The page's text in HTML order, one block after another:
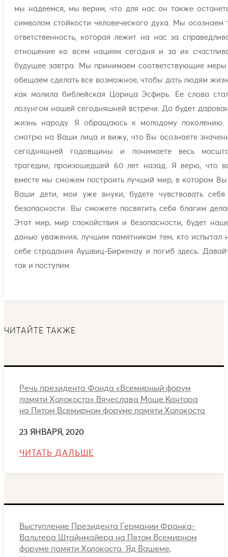
мы надеемся, мы верим, что для нас он также
символом стойкости человеческого духа. Мы осознаем
ответственность, которая лежит на нас за
отношение ко всем нациям сегодня и за их
будущее завтра. Мы принимаем соответствующие
обещаем сделать все возможное, чтобы дать людям
как молила библейская Царица Эсфирь. Ее слова
лозунгом нашей сегодняшней встречи. Да будет
жизнь народу. Я обращаюсь к молодому
смотрю на Ваши лица и вижу, что Вы осознаете
сегодняшней годовщины и понимаете весь
трагедии, произошедшей 60 лет назад. Я верю, что
вместе мы сможем построить лучший мир, в котором
Ваши дети, мои уже внуки, будете чувствовать
безопасности. Вы сможете посвятить себя благим
Этот мир, мир спокойствия и безопасности, будет
данью уважения, лучшим памятникам тем, кто испытал
себе страдания Аушвиц-Биркенау и погиб здесь.
так и поступим.
ЧИТАЙТЕ ТАКЖЕ
Речь президента Фонда «Всемирный форум
памяти Холокоста» Вячеслава Моше Кантора
на Пятом Всемирном форуме памяти Холокоста
23 ЯНВАРЯ, 2020
ЧИТАТЬ ДАЛЬШЕ
Выступление Президента Германии Франка-
Вальтера Штайнмайера на Пятом Всемирном
форуме памяти Холокоста. Яд Вашеме,